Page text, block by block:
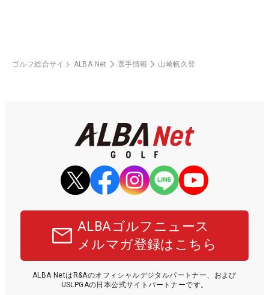
ゴルフ総合サイト ALBA Net 選手情報 山崎帆久登
ALBAゴルフニュース
メルマガ登録はこちら
ALBA NetはR&Aのオフィシャルデジタルパートナー、および
USLPGAの日本公式サイトパートナーです。